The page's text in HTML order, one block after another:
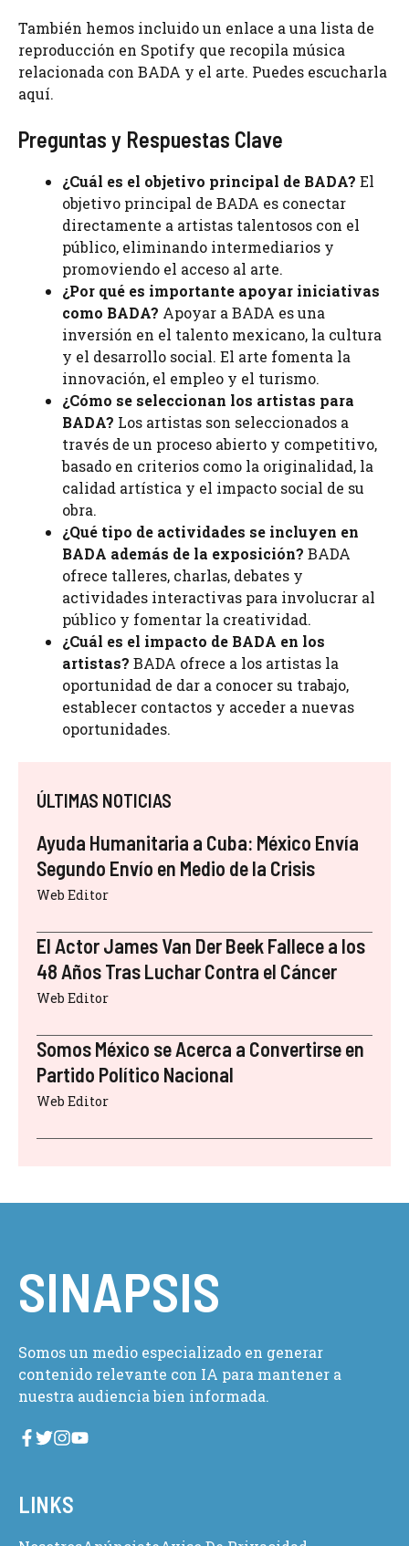
También hemos incluido un enlace a una lista de
reproducción en Spotify que recopila música
relacionada con BADA y el arte. Puedes escucharla
aquí.
Preguntas y Respuestas Clave
¿Cuál es el objetivo principal de BADA? El
objetivo principal de BADA es conectar
directamente a artistas talentosos con el
público, eliminando intermediarios y
promoviendo el acceso al arte.
¿Por qué es importante apoyar iniciativas
como BADA? Apoyar a BADA es una
inversión en el talento mexicano, la cultura
y el desarrollo social. El arte fomenta la
innovación, el empleo y el turismo.
¿Cómo se seleccionan los artistas para
BADA? Los artistas son seleccionados a
través de un proceso abierto y competitivo,
basado en criterios como la originalidad, la
calidad artística y el impacto social de su
obra.
¿Qué tipo de actividades se incluyen en
BADA además de la exposición? BADA
ofrece talleres, charlas, debates y
actividades interactivas para involucrar al
público y fomentar la creatividad.
¿Cuál es el impacto de BADA en los
artistas? BADA ofrece a los artistas la
oportunidad de dar a conocer su trabajo,
establecer contactos y acceder a nuevas
oportunidades.
ÚLTIMAS NOTICIAS
Ayuda Humanitaria a Cuba: México Envía
Segundo Envío en Medio de la Crisis
Web Editor
El Actor James Van Der Beek Fallece a los
48 Años Tras Luchar Contra el Cáncer
Web Editor
Somos México se Acerca a Convertirse en
Partido Político Nacional
Web Editor
SINAPSIS
Somos un medio especializado en generar
contenido relevante con IA para mantener a
nuestra audiencia bien informada.
LINKS